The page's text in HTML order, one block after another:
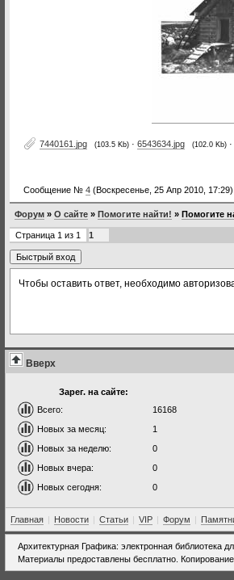
7440161.jpg (103.5 Kb) · 6543634.jpg (102.0 Kb) ·
Сообщение № 4 (Воскресенье, 25 Апр 2010, 17:29)
Форум » О сайте » Помогите найти! » Помогите
Страница 1 из 1 1
Чтобы оставить ответ, необходимо
Вверх
Зарег. на сайте:
Всего:
16168
Новых за месяц:
1
Новых за неделю:
0
Новых вчера:
0
Новых сегодня:
0
Главная | Новости | Статьи | VIP | Форум |
Архитектурная Графика: электронная библиотека
Материалы предоставлены бесплатно.